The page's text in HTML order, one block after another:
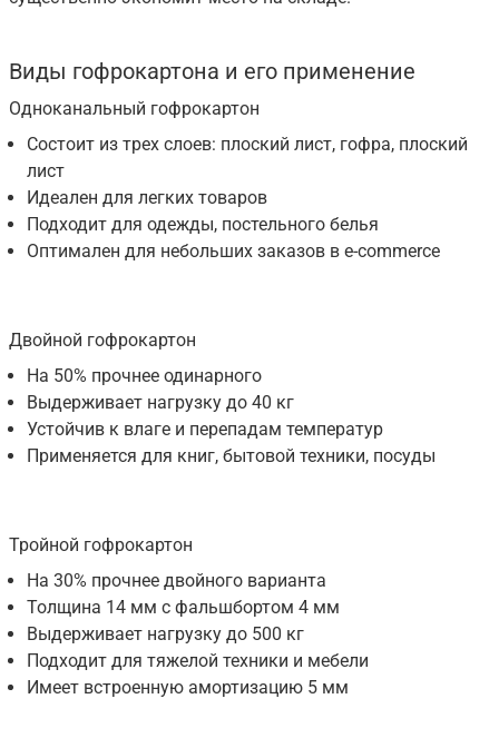
Виды гофрокартона и его применение
Одноканальный гофрокартон
Состоит из трех слоев: плоский лист, гофра, плоский
лист
Идеален для легких товаров
Подходит для одежды, постельного белья
Оптимален для небольших заказов в e-commerce
Двойной гофрокартон
На 50% прочнее одинарного
Выдерживает нагрузку до 40 кг
Устойчив к влаге и перепадам температур
Применяется для книг, бытовой техники, посуды
Тройной гофрокартон
На 30% прочнее двойного варианта
Толщина 14 мм с фальшбортом 4 мм
Выдерживает нагрузку до 500 кг
Подходит для тяжелой техники и мебели
Имеет встроенную амортизацию 5 мм